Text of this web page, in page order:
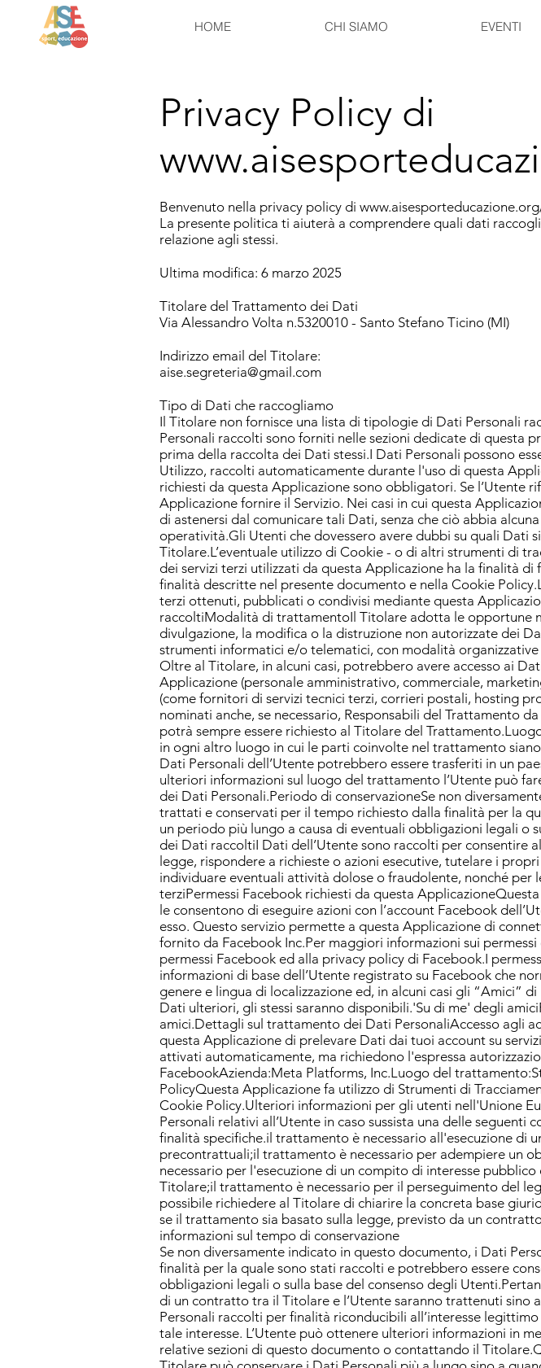
HOME CHI SIAMO EVENTI
Privacy Policy di
Benvenuto nella privacy policy di
La presente politica ti aiuterà a comprendere quali dati
relazione agli stessi.
Ultima modifica: 6 marzo 2025
Titolare del Trattamento dei Dati
Via Alessandro Volta n.5320010 - Santo Stefano Ticino (MI)
Indirizzo email del Titolare:
aise.segreteria@gmail.com
Tipo di Dati che raccogliamo
Il Titolare non fornisce una lista di tipologie di Dati Personali
Personali raccolti sono forniti nelle sezioni dedicate di questa
prima della raccolta dei Dati stessi.I Dati Personali possono
Utilizzo, raccolti automaticamente durante l'uso di questa
richiesti da questa Applicazione sono obbligatori. Se l’Utente
Applicazione fornire il Servizio. Nei casi in cui questa
di astenersi dal comunicare tali Dati, senza che ciò abbia
operatività.Gli Utenti che dovessero avere dubbi su quali Dati
Titolare.L’eventuale utilizzo di Cookie - o di altri strumenti di
dei servizi terzi utilizzati da questa Applicazione ha la finalità
finalità descritte nel presente documento e nella Cookie
terzi ottenuti, pubblicati o condivisi mediante questa
raccoltiModalità di trattamentoIl Titolare adotta le opportune
divulgazione, la modifica o la distruzione non autorizzate dei
strumenti informatici e/o telematici, con modalità
Oltre al Titolare, in alcuni casi, potrebbero avere accesso ai
Applicazione (personale amministrativo, commerciale,
(come fornitori di servizi tecnici terzi, corrieri postali, hosting
nominati anche, se necessario, Responsabili del Trattamento
potrà sempre essere richiesto al Titolare del
in ogni altro luogo in cui le parti coinvolte nel trattamento
Dati Personali dell’Utente potrebbero essere trasferiti in un
ulteriori informazioni sul luogo del trattamento l’Utente può
dei Dati Personali.Periodo di conservazioneSe non
trattati e conservati per il tempo richiesto dalla finalità per la
un periodo più lungo a causa di eventuali obbligazioni legali o
dei Dati raccoltiI Dati dell’Utente sono raccolti per consentire
legge, rispondere a richieste o azioni esecutive, tutelare i
individuare eventuali attività dolose o fraudolente, nonché per
terziPermessi Facebook richiesti da questa
le consentono di eseguire azioni con l’account Facebook
esso. Questo servizio permette a questa Applicazione di
fornito da Facebook Inc.Per maggiori informazioni sui
permessi Facebook ed alla privacy policy di Facebook.I
informazioni di base dell’Utente registrato su Facebook che
genere e lingua di localizzazione ed, in alcuni casi gli “Amici”
Dati ulteriori, gli stessi saranno disponibili.'Su di me' degli
amici.Dettagli sul trattamento dei Dati PersonaliAccesso agli
questa Applicazione di prelevare Dati dai tuoi account su
attivati automaticamente, ma richiedono l'espressa
FacebookAzienda:Meta Platforms, Inc.Luogo del
PolicyQuesta Applicazione fa utilizzo di Strumenti di
Cookie Policy.Ulteriori informazioni per gli utenti nell'Unione
Personali relativi all’Utente in caso sussista una delle seguenti
finalità specifiche.il trattamento è necessario all'esecuzione di
precontrattuali;il trattamento è necessario per adempiere un
necessario per l'esecuzione di un compito di interesse
Titolare;il trattamento è necessario per il perseguimento del
possibile richiedere al Titolare di chiarire la concreta base
se il trattamento sia basato sulla legge, previsto da un
informazioni sul tempo di conservazione
Se non diversamente indicato in questo documento, i Dati
finalità per la quale sono stati raccolti e potrebbero essere
obbligazioni legali o sulla base del consenso degli
di un contratto tra il Titolare e l’Utente saranno trattenuti sino
Personali raccolti per finalità riconducibili all’interesse
tale interesse. L’Utente può ottenere ulteriori informazioni in
relative sezioni di questo documento o contattando il